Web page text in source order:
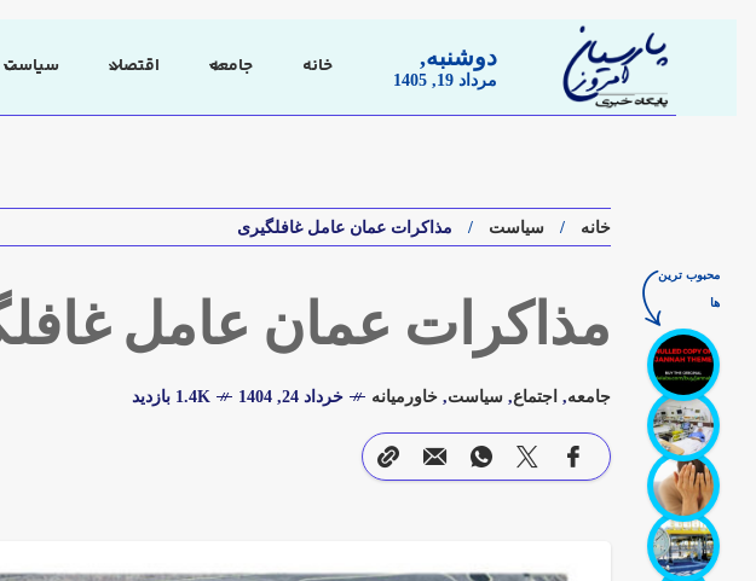
دوشنبه,
مرداد 19, 1405
خانه جامعه اقتصاد سیاست
خانه سیاست مذاکرات عمان عامل غافلگیری
مذاکرات عمان عامل
جامعه, اجتماع, سیاست, خاورمیانه خرداد 24, 1404 1.4K بازدید
محبوب ترین
ها